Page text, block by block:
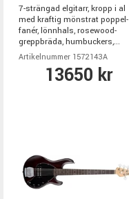
7-strängad elgitarr, kropp i al
med kraftig mönstrat poppel-
fanér, lönnhals, rosewood-
greppbräda, humbuckers,...
Artikelnummer 1572143A
13650 kr